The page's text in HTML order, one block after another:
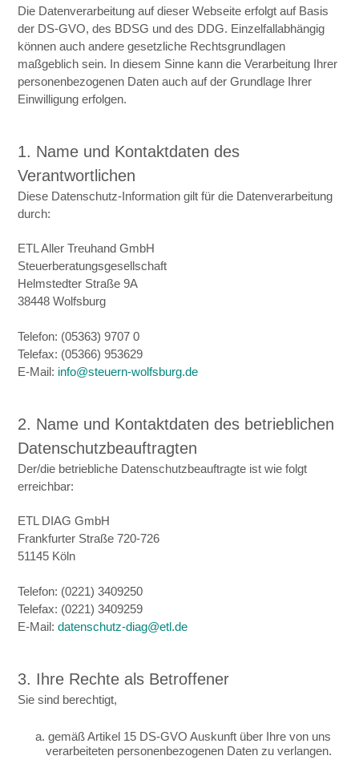
Die Datenverarbeitung auf dieser Webseite erfolgt auf Basis
der DS-GVO, des BDSG und des DDG. Einzelfallabhängig
können auch andere gesetzliche Rechtsgrundlagen
maßgeblich sein. In diesem Sinne kann die Verarbeitung Ihrer
personenbezogenen Daten auch auf der Grundlage Ihrer
Einwilligung erfolgen.
1. Name und Kontaktdaten des
Verantwortlichen
Diese Datenschutz-Information gilt für die Datenverarbeitung
durch:
ETL Aller Treuhand GmbH
Steuerberatungsgesellschaft
Helmstedter Straße 9A
38448 Wolfsburg
Telefon: (05363) 9707 0
Telefax: (05366) 953629
E-Mail: info@steuern-wolfsburg.de
2. Name und Kontaktdaten des betrieblichen
Datenschutzbeauftragten
Der/die betriebliche Datenschutzbeauftragte ist wie folgt
erreichbar:
ETL DIAG GmbH
Frankfurter Straße 720-726
51145 Köln
Telefon: (0221) 3409250
Telefax: (0221) 3409259
E-Mail: datenschutz-diag@etl.de
3. Ihre Rechte als Betroffener
Sie sind berechtigt,
a. gemäß Artikel 15 DS-GVO Auskunft über Ihre von uns
verarbeiteten personenbezogenen Daten zu verlangen.